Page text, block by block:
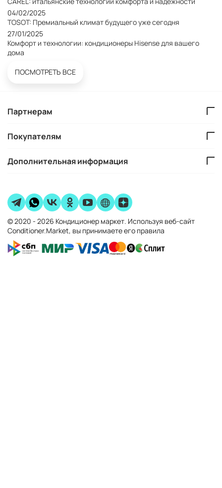
04/02/2025
TOSOT: Премиальный климат будущего уже сегодня
27/01/2025
Комфорт и технологии: кондиционеры Hisense для вашего
дома
ПОСМОТРЕТЬ ВСЕ
Партнерам
Покупателям
Дополнительная информация
© 2020 - 2026 Кондиционер маркет. Используя веб-сайт
Conditioner.Market, вы принимаете его правила